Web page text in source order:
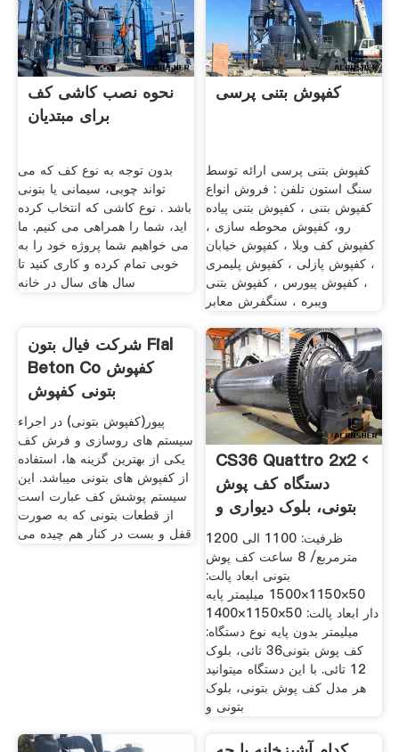
نحوه نصب کاشی کف
برای مبتدیان
بدون توجه به نوع کف که می
تواند چوبی، سیمانی یا بتونی
باشد . نوع کاشی که انتخاب کرده
اید، شما را همراهی می کنیم. ما
می خواهیم شما پروژه خود را به
خوبی تمام کرده و کاری کنید تا
سال های سال در خانه
کفپوش بتنی پرسی
کفپوش بتنی پرسی ارائه توسط
سنگ استون تلفن : فروش انواع
کفپوش بتنی ، کفپوش بتنی پیاده
رو، کفپوش محوطه سازی ،
کفپوش کف ویلا ، کفپوش خیابان
، کفپوش پازلی ، کفپوش پلیمری
، کفپوش پیورس ، کفپوش بتنی
ویبره ، سنگفرش معابر
شركت فیال بتون Fial
Beton Co کفپوش
بتونی کفپوش
پیور(کفپوش بتونی) در اجراء
CS36 Quattro 2x2 ‹
دستگاه کف پوش
بتونی، بلوک دیواری و
ظرفیت: 1100 الی 1200
مترمربع/ 8 ساعت کف پوش
بتونی ابعاد پالت:
50×1150×1500 میلیمتر پایه
دار ابعاد پالت: 50×1150×1400
میلیمتر بدون پایه نوع دستگاه:
کف پوش بتونی36 تائی، بلوک
12 تائی. با این دستگاه میتوانید
هر مدل کف پوش بتونی، بلوک
بتونی و